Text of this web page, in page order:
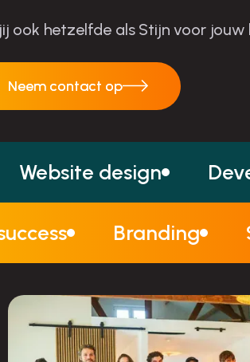
ook hetzelfde als Stijn voor jouw
Neem contact op
Neem contact op
Website design
Branding